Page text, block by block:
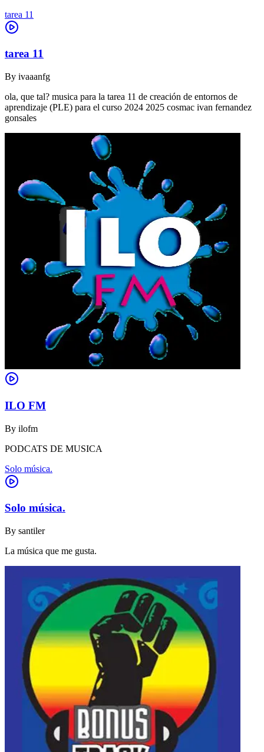
tarea 11
tarea 11
By ivaaanfg
ola, que tal? musica para la tarea 11 de creación de entornos de
aprendizaje (PLE) para el curso 2024 2025 cosmac ivan fernandez
gonsales
ILO FM
By ilofm
PODCATS DE MUSICA
Solo música.
Solo música.
By santiler
La música que me gusta.